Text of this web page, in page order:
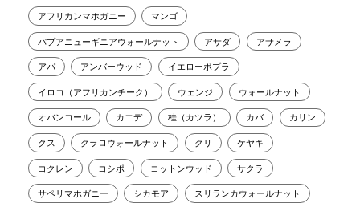
アフリカンマホガニー マンゴ
パプアニューギニアウォールナット アサダ アサメラ
アパ アンバーウッド イエローポプラ
イロコ（アフリカンチーク） ウェンジ ウォールナット
オバンコール カエデ 桂（カツラ） カバ カリン
クス クラロウォールナット クリ ケヤキ
コクレン コシポ コットンウッド サクラ
サペリマホガニー シカモア スリランカウォールナット